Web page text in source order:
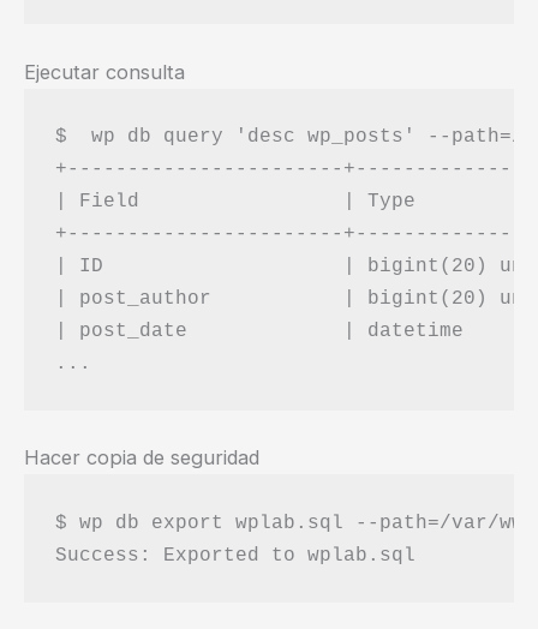
Ejecutar consulta
$  wp db query 'desc wp_posts' --path=/
+-----------------------
| Field                 | Type
+-----------------------
| ID                    | bigint(20)
| post_author           | bigint(20)
| post_date             | datetime
Hacer copia de seguridad
$ wp db export wplab.sql --path=/var/